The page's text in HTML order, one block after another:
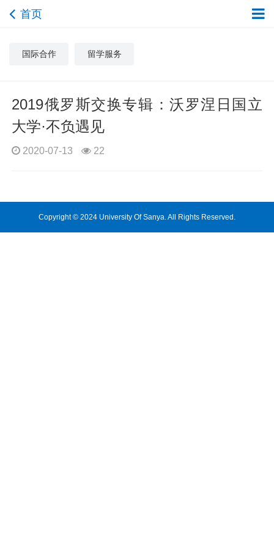
首页
国际合作 留学服务
2019俄罗斯交换专辑：沃罗涅日国立
大学·不负遇见
2020-07-13 22
Copyright © 2024 University Of Sanya. All Rights Reserved.